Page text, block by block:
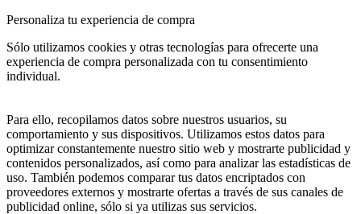
Personaliza tu experiencia de compra
Sólo utilizamos cookies y otras tecnologías para ofrecerte una
experiencia de compra personalizada con tu consentimiento
individual.
Para ello, recopilamos datos sobre nuestros usuarios, su
comportamiento y sus dispositivos. Utilizamos estos datos para
optimizar constantemente nuestro sitio web y mostrarte publicidad y
contenidos personalizados, así como para analizar las estadísticas de
uso. También podemos comparar tus datos encriptados con
proveedores externos y mostrarte ofertas a través de sus canales de
publicidad online, sólo si ya utilizas sus servicios.